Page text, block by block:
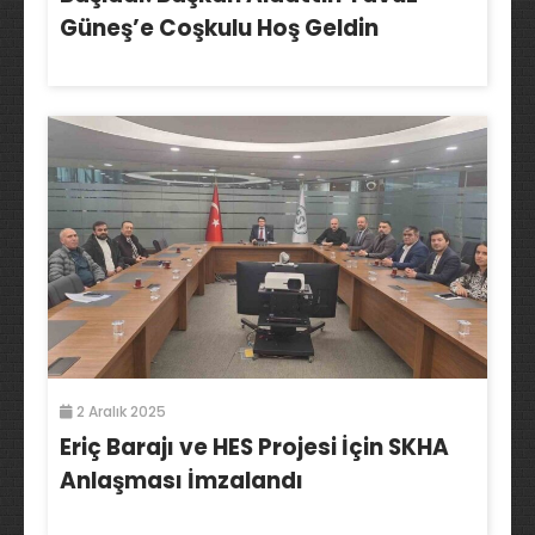
Güneş’e Coşkulu Hoş Geldin
2 Aralık 2025
Eriç Barajı ve HES Projesi İçin SKHA
Anlaşması İmzalandı